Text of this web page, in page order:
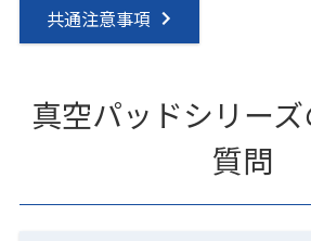
共通注意事項
真空パッドシリー
質問